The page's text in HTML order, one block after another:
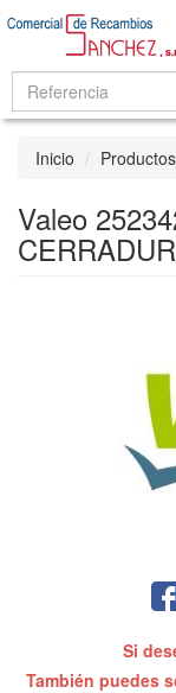
Inicio Productos
Valeo
Si
También puedes